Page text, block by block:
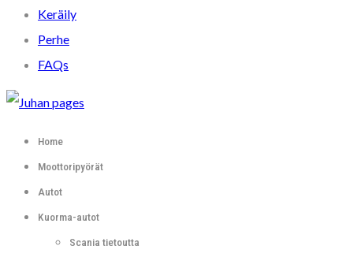
Keräily
Perhe
FAQs
Home
Moottoripyörät
Autot
Kuorma-autot
Scania tietoutta